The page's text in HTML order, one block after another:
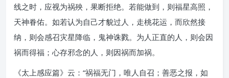
线之时，应视为祸殃，果断拒绝。若能做到，则福星高照，
天神眷佑。如若认为自己才貌过人，走桃花运，而欣然接
纳，则会感召灾星降临，鬼神诛戮。为人正直的人，则会因
祸而得福；心存邪念的人，则因祸而加祸。
《太上感应篇》云：“祸福无门，唯人自召；善恶之报，如